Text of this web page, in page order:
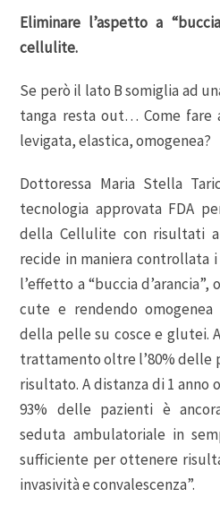
Eliminare l’aspetto a
cellulite.
Se però il lato B somiglia ad
tanga resta out… Come fare
levigata, elastica, omogenea?
Dottoressa Maria Stella
tecnologia approvata FDA
della Cellulite con risultati
recide in maniera controllata
l’effetto a “buccia
cute e rendendo
della pelle su cosce e glutei.
trattamento oltre l’80% delle
risultato. A distanza di 1 anno
93% delle pazienti è
seduta ambulatoriale in
sufficiente per ottenere
invasività e convalescenza”.